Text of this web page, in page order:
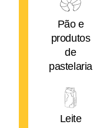
Pão e
produtos
de
pastelaria
Leite